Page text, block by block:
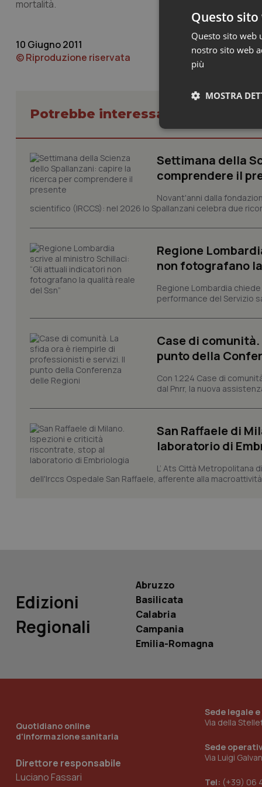
mortalità.
10 Giugno 2011
© Riproduzione riservata
Potrebbe interessarti in Regioni e
Settimana della
comprendere il
Novant'anni dalla
scientifico (IRCCS): nel 2026 lo Spallanzani celebra due
Regione
non fotografano
Regione Lombardia
performance del Servizio
Case di
punto della
Con 1.224 Case di
dal Pnrr, la nuova
San Raffaele di
laboratorio di
L’ Ats Città Metropolitana
dell'Irccs Ospedale San Raffaele, afferente alla
Edizioni
Regionali
Abruzzo
Basilicata
Calabria
Campania
Emilia-Romagna
Quotidiano online
d'informazione sanitaria
Direttore responsabile
Luciano Fassari
Sede legale
Via della
Sede
Via Luigi
Tel: (+39) 06
Questo
Questo sito web
nostro sito web
più
MOSTRA
tracking-sites-
tracking-enable
session-id
_ga
YSC